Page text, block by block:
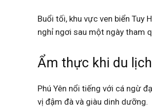
Buổi tối, khu vực ven biển Tuy
nghỉ ngơi sau một ngày tham
Ẩm thực khi du
Phú Yên nổi tiếng với cá ngừ
vị đậm đà và giàu dinh dưỡng.